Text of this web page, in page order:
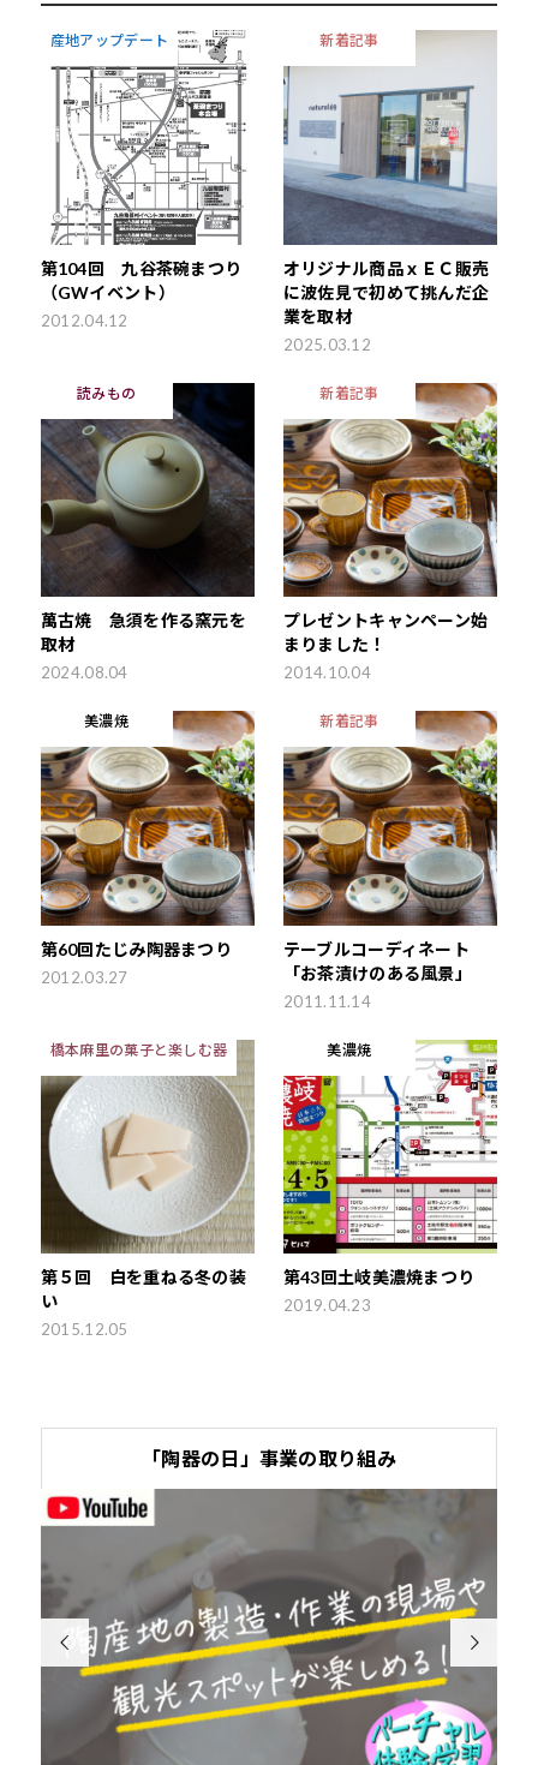
産地アップデート
第104回 九谷茶碗まつり
（GWイベント）
2012.04.12
新着記事
オリジナル商品ｘＥＣ販売
に波佐見で初めて挑んだ企
業を取材
2025.03.12
読みもの
萬古焼 急須を作る窯元を
取材
2024.08.04
新着記事
プレゼントキャンペーン始
まりました！
2014.10.04
美濃焼
第60回たじみ陶器まつり
2012.03.27
新着記事
テーブルコーディネート
「お茶漬けのある風景」
2011.11.14
橋本麻里の菓子と楽しむ器
第５回 白を重ねる冬の装
い
2015.12.05
美濃焼
第43回土岐美濃焼まつり
2019.04.23
「陶器の日」事業の取り組み
 